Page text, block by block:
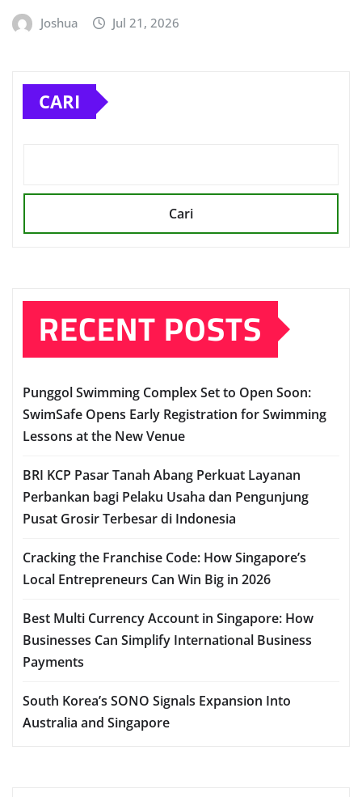
Joshua Jul 21, 2026
CARI
Cari
RECENT POSTS
Punggol Swimming Complex Set to Open Soon:
SwimSafe Opens Early Registration for Swimming
Lessons at the New Venue
BRI KCP Pasar Tanah Abang Perkuat Layanan
Perbankan bagi Pelaku Usaha dan Pengunjung
Pusat Grosir Terbesar di Indonesia
Cracking the Franchise Code: How Singapore’s
Local Entrepreneurs Can Win Big in 2026
Best Multi Currency Account in Singapore: How
Businesses Can Simplify International Business
Payments
South Korea’s SONO Signals Expansion Into
Australia and Singapore